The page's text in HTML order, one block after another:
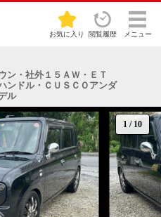
お気に入り 閲覧履歴 メニュー
ン・社外１５ＡＷ・ＥＴ
ンドル・ＣＵＳＣＯアンダ
ル
1 / 10